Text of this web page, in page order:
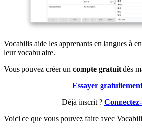
Vocabilis aide les apprenants en langues à
leur vocabulaire.
Vous pouvez créer un compte gratuit dès
Essayer
Déjà inscrit ?
Voici ce que vous pouvez faire avec